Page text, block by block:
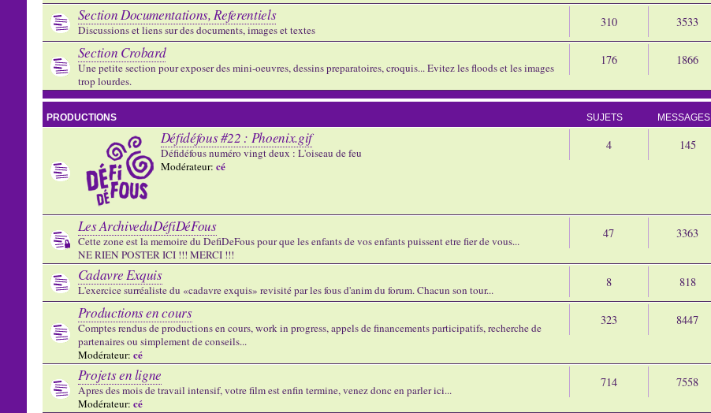
Section Documentations, Referentiels
Discussions et liens sur des documents, images et textes
310 3533
Section Crobard
Une petite section pour exposer des mini-oeuvres, dessins preparatoires, croquis... Evitez les floods et les images
trop lourdes.
176 1866
PRODUCTIONS SUJETS MESSAGES
Défidéfous #22 : Phoenix.gif
Défidéfous numéro vingt deux : L'oiseau de feu
Modérateur: cé
4 145
Les ArchiveduDéfiDéFous
Cette zone est la memoire du DefiDeFous pour que les enfants de vos enfants puissent etre fier de vous...
NE RIEN POSTER ICI !!! MERCI !!!
47 3363
Cadavre Exquis
L'exercice surréaliste du «cadavre exquis» revisité par les fous d'anim du forum. Chacun son tour...
8 818
Productions en cours
Comptes rendus de productions en cours, work in progress, appels de financements participatifs, recherche de
partenaires ou simplement de conseils...
Modérateur: cé
323 8447
Projets en ligne
Apres des mois de travail intensif, votre film est enfin termine, venez donc en parler ici...
Modérateur: cé
714 7558